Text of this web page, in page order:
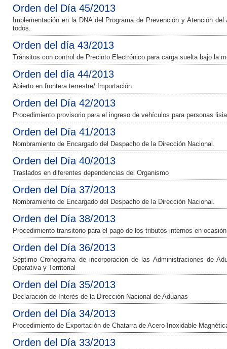
Orden del Día 45/2013
Implementación en la DNA del Programa de Prevención y Atención
todos.
Orden del día 43/2013
Tránsitos con control de Precinto Electrónico para carga suelta bajo la
Orden del día 44/2013
Abierto en frontera terrestre/ Importación
Orden del Día 42/2013
Procedimiento provisorio para el ingreso de vehículos para personas
Orden del Día 41/2013
Nombramiento de Encargado del Despacho de la Dirección Nacional.
Orden del Día 40/2013
Traslados en diferentes dependencias del Organismo
Orden del Día 37/2013
Nombramiento de Encargado del Despacho de la Dirección Nacional.
Orden del Día 38/2013
Procedimiento transitorio para el pago de los tributos internos en
Orden del Día 36/2013
Séptimo Cronograma de incorporación de las Administraciones de
Operativa y Territorial
Orden del Día 35/2013
Declaración de Interés de la Dirección Nacional de Aduanas
Orden del Día 34/2013
Procedimiento de Exportación de Chatarra de Acero Inoxidable
Orden del Día 33/2013